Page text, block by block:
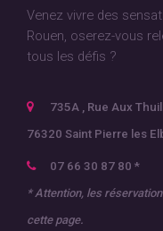
Venez vivre des
Rouen, oserez-vous
tous les défis ?
735A , Rue Aux
76320 Saint Pierre les
07 66 30 87 80 *
* Attention, les
cette page.